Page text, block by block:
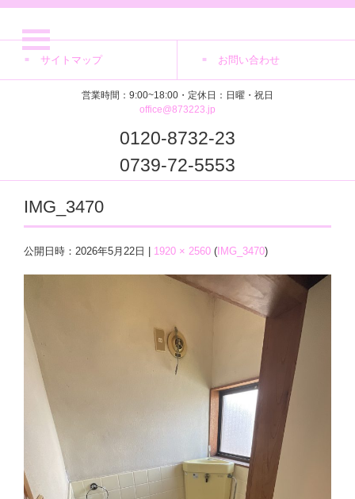
サイトマップ お問い合わせ
営業時間：9:00~18:00・定休日：日曜・祝日
office@873223.jp
0120-8732-23
0739-72-5553
IMG_3470
公開日時： 2026年5月22日 1920 × 2560 ( IMG_3470)